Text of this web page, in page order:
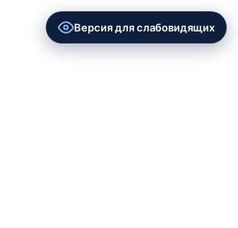
Версия для слабовидящих